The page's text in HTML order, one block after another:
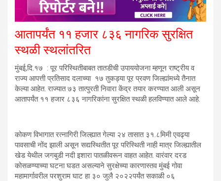
आतापर्यंत ११ हजार ८३६ नागरिक सुरक्षित
स्थळी स्थलांतरित
मुंबई,दि.१७ : पूर परिस्थितीबाबत तातडीची उपाययोजना म्हणून राष्ट्रीय व
राज्य आपत्ती प्रतिसाद दलाच्या १७ तुकड्या पूर प्रवण जिल्ह्यांमध्ये तैनात
केल्या आहेत. राज्यात ७३ तात्पुरती निवारा केंद्र तयार करण्यात आली असून
आतापर्यंत ११ हजार ८३६ नागरिकांना सुरक्षित स्थळी हलविण्यात आले आहे.
कोकण विभागात रत्नागिरी जिल्ह्यात गेल्या २४ तासात ३१.८मिमी एवढ्या
पावसाची नोंद झाली असून सद्यस्थितीत पूर परिस्थिती नाही मात्र जिल्ह्यातील
खेड येथील जगबुडी नदी इशारा पातळीवरून वाहत आहेत. वारंवार दरड
कोसळण्याच्या घटना घडत असल्याने सुरक्षेच्या कारणास्तव मुंबई गोवा
महामार्गावरील परशुराम घाट हा ३० जुलै २०२२पर्यंत सकाळी ०६